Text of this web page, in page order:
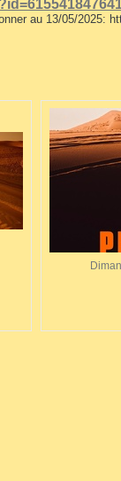
au 13/05/2025: